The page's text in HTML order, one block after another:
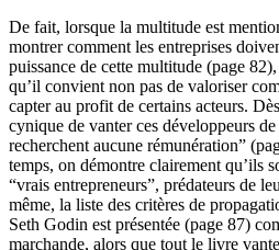
De fait, lorsque la multitude est
montrer comment les entreprises
puissance de cette multitude (page
qu’il convient non pas de valoriser
capter au profit de certains acteurs.
cynique de vanter ces développeurs
recherchent aucune rémunération”
temps, on démontre clairement qu’ils
“vrais entrepreneurs”, prédateurs de
même, la liste des critères de
Seth Godin est présentée (page 87)
marchande, alors que tout le livre